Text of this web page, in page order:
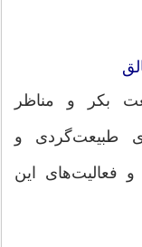
بکر و مناظر
طبیعت‌گردی و
فعالیت‌های این